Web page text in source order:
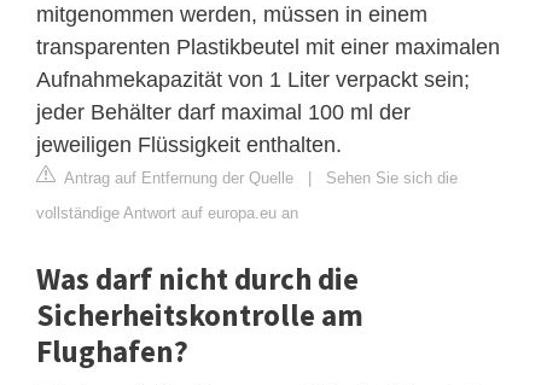
mitgenommen werden, müssen in einem
transparenten Plastikbeutel mit einer maximalen
Aufnahmekapazität von 1 Liter verpackt sein;
jeder Behälter darf maximal 100 ml der
jeweiligen Flüssigkeit enthalten.
Antrag auf Entfernung der Quelle | Sehen Sie sich die
vollständige Antwort auf europa.eu an
Was darf nicht durch die
Sicherheitskontrolle am
Flughafen?